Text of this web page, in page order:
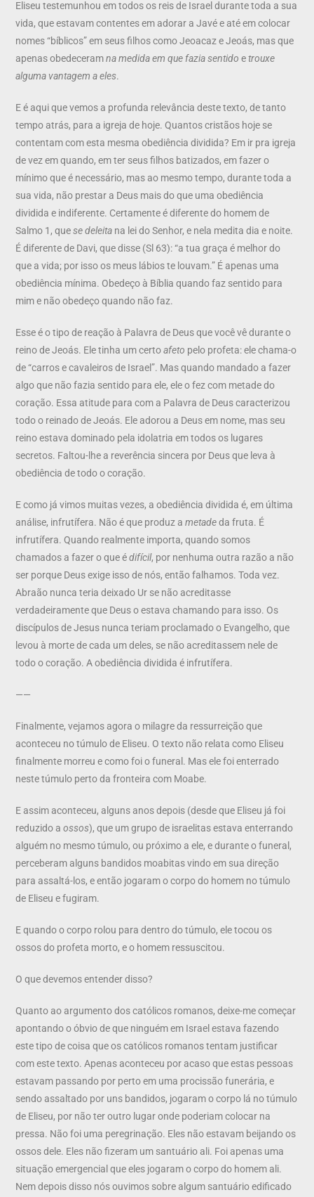
Eliseu testemunhou em todos os reis de Israel durante toda a sua
vida, que estavam contentes em adorar a Javé e até em colocar
nomes “bíblicos” em seus filhos como Jeoacaz e Jeoás, mas que
apenas obedeceramna medida em que fazia sentido etrouxe
alguma vantagem a eles.
E é aqui que vemos a profunda relevância deste texto, de tanto
tempo atrás, para a igreja de hoje. Quantos cristãos hoje se
contentam com esta mesma obediência dividida? Em ir pra igreja
de vez em quando, em ter seus filhos batizados, em fazer o
mínimo que é necessário, mas ao mesmo tempo, durante toda a
sua vida, não prestar a Deus mais do que uma obediência
dividida e indiferente. Certamente é diferente do homem de
Salmo 1, quese deleita na lei do Senhor, e nela medita dia e noite.
É diferente de Davi, que disse (Sl 63): “a tua graça é melhor do
que a vida; por isso os meus lábios te louvam.” É apenas uma
obediência mínima. Obedeço à Bíblia quando faz sentido para
mim e não obedeço quando não faz.
Esse é o tipo de reação à Palavra de Deus que você vê durante o
reino de Jeoás. Ele tinha um certoafeto pelo profeta: ele chama-o
de “carros e cavaleiros de Israel”. Mas quando mandado a fazer
algo que não fazia sentido para ele, ele o fez com metade do
coração. Essa atitude para com a Palavra de Deus caracterizou
todo o reinado de Jeoás. Ele adorou a Deus em nome, mas seu
reino estava dominado pela idolatria em todos os lugares
secretos. Faltou-lhe a reverência sincera por Deus que leva à
obediência de todo o coração.
E como já vimos muitas vezes, a obediência dividida é, em última
análise, infrutífera. Não é que produz ametadeda fruta. É
infrutífera. Quando realmente importa, quando somos
chamados a fazer o que édifícil, por nenhuma outra razão a não
ser porque Deus exige isso de nós, então falhamos. Toda vez.
Abraão nunca teria deixado Ur se não acreditasse
verdadeiramente que Deus o estava chamando para isso. Os
discípulos de Jesus nunca teriam proclamado o Evangelho, que
levou à morte de cada um deles, se não acreditassem nele de
todo o coração. A obediência dividida é infrutífera.
——
Finalmente, vejamos agora o milagre da ressurreição que
aconteceu no túmulo de Eliseu. O texto não relata como Eliseu
finalmente morreu e como foi o funeral. Mas ele foi enterrado
neste túmulo perto da fronteira com Moabe.
E assim aconteceu, alguns anos depois (desde que Eliseu já foi
reduzido aossos), que um grupo de israelitas estava enterrando
alguém no mesmo túmulo, ou próximo a ele, e durante o funeral,
perceberam alguns bandidos moabitas vindo em sua direção
para assaltá-los, e então jogaram o corpo do homem no túmulo
de Eliseu e fugiram.
E quando o corpo rolou para dentro do túmulo, ele tocou os
ossos do profeta morto, e o homem ressuscitou.
O que devemos entender disso?
Quanto ao argumento dos católicos romanos, deixe-me começar
apontando o óbvio de que ninguém em Israel estava fazendo
este tipo de coisa que os católicos romanos tentam justificar
com este texto. Apenas aconteceu por acaso que estas pessoas
estavam passando por perto em uma procissão funerária, e
sendo assaltado por uns bandidos, jogaram o corpo lá no túmulo
de Eliseu, por não ter outro lugar onde poderiam colocar na
pressa. Não foi uma peregrinação. Eles não estavam beijando os
ossos dele. Eles não fizeram um santuário ali. Foi apenas uma
situação emergencial que eles jogaram o corpo do homem ali.
Nem depois disso nós ouvimos sobre algum santuário edificado